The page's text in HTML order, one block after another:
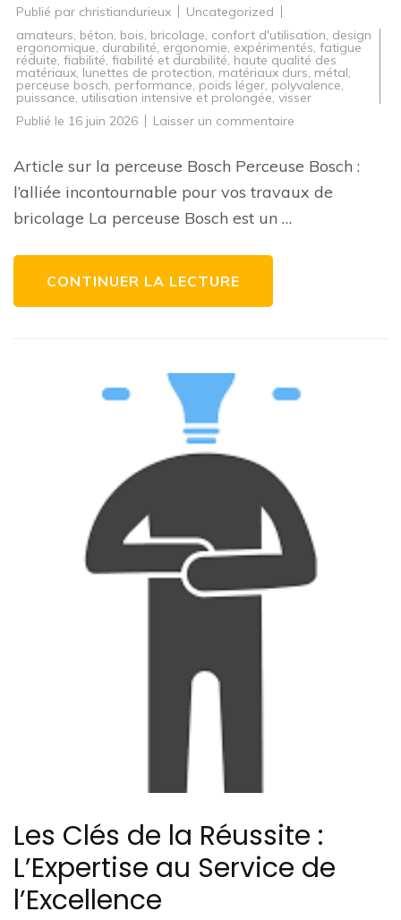
Publié par christiandurieux
Uncategorized
amateurs, béton, bois, bricolage, confort d'utilisation, design
ergonomique, durabilité, ergonomie, expérimentés, fatigue
réduite, fiabilité, fiabilité et durabilité, haute qualité des
matériaux, lunettes de protection, matériaux durs, métal,
perceuse bosch, performance, poids léger, polyvalence,
puissance, utilisation intensive et prolongée, visser
Publié le 16 juin 2026 Laisser un commentaire
Comment
choisir
la
Article sur la perceuse Bosch Perceuse Bosch :
l’alliée incontournable pour vos travaux de
bricolage La perceuse Bosch est un …
CONTINUER LA LECTURE
Les Clés de la Réussite :
L’Expertise au Service de
l’Excellence